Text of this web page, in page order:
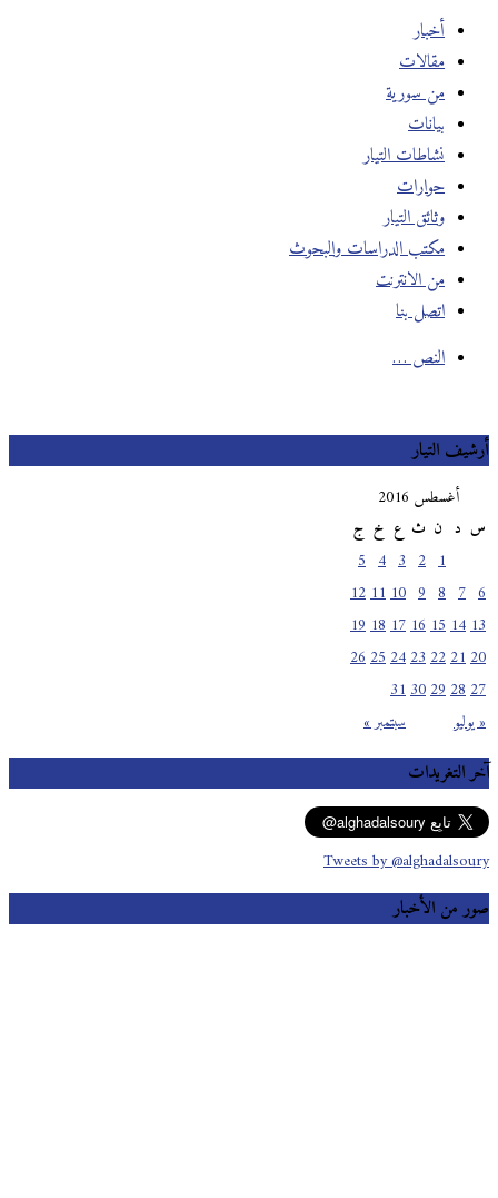
أخبار
مقالات
من سورية
بيانات
نشاطات التيار
حوارات
وثائق التيار
مكتب الدراسات والبحوث
من الانترنت
اتصل بنا
النص …
أرشيف التيار
أغسطس 2016
س
ث خ ج
« يوليو سبتمبر »
10
11
12
13
14
15
16
17
18
19
20
21
22
23
24
25
26
27
28
29
30
31
آخر التغريدات
Tweets by @alghadalsoury
صور من الأخبار